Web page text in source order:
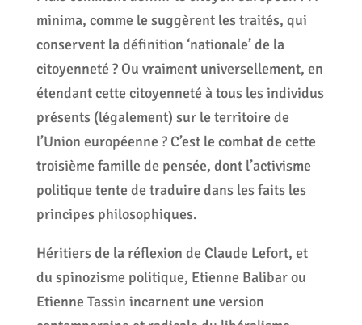
minima, comme le suggèrent les traités, qui
conservent la définition ‘nationale’ de la
citoyenneté ? Ou vraiment universellement, en
étendant cette citoyenneté à tous les individus
présents (légalement) sur le territoire de
l’Union européenne ? C’est le combat de cette
troisième famille de pensée, dont l’activisme
politique tente de traduire dans les faits les
principes philosophiques.
Héritiers de la réflexion de Claude Lefort, et
du spinozisme politique, Etienne Balibar ou
Etienne Tassin incarnent une version